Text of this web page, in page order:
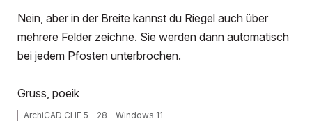
Nein, aber in der Breite kannst du Riegel auch über
mehrere Felder zeichne. Sie werden dann automatisch
bei jedem Pfosten unterbrochen.
Gruss, poeik
ArchiCAD CHE 5 - 28 - Windows 11